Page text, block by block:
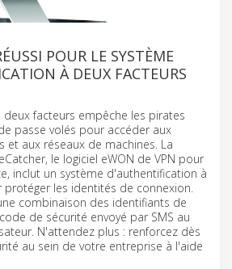
POUR LE SYSTÈME
À DEUX FACTEURS
facteurs empêche les pirates
passe volés pour accéder aux
et aux réseaux de machines. La
le logiciel eWON de VPN pour
inclut un système d'authentification à
protéger les identités de connexion.
combinaison des identifiants de
de sécurité envoyé par SMS au
N'attendez plus : renforcez dès
au sein de votre entreprise à l'aide